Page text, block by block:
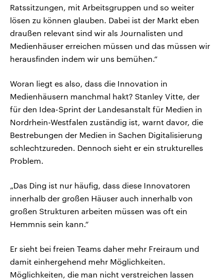
Ratssitzungen, mit Arbeitsgruppen und so weiter
lösen zu können glauben. Dabei ist der Markt eben
draußen relevant sind wir als Journalisten und
Medienhäuser erreichen müssen und das müssen wir
herausfinden indem wir uns bemühen.“
Woran liegt es also, dass die Innovation in
Medienhäusern manchmal hakt? Stanley Vitte, der
für den Idea-Sprint der Landesanstalt für Medien in
Nordrhein-Westfalen zuständig ist, warnt davor, die
Bestrebungen der Medien in Sachen Digitalisierung
schlechtzureden. Dennoch sieht er ein strukturelles
Problem.
„Das Ding ist nur häufig, dass diese Innovatoren
innerhalb der großen Häuser auch innerhalb von
großen Strukturen arbeiten müssen was oft ein
Hemmnis sein kann.“
Er sieht bei freien Teams daher mehr Freiraum und
damit einhergehend mehr Möglichkeiten.
Möglichkeiten, die man nicht verstreichen lassen